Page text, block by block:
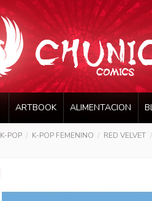
ARTBOOK ALIMENTACION
K-POP K-POP FEMENINO RED VELVET